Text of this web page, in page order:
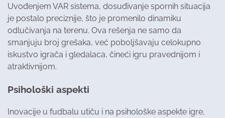
Uvođenjem VAR sistema, dosuđivanje spornih situacija
je postalo preciznije, što je promenilo dinamiku
odlučivanja na terenu. Ova rešenja ne samo da
smanjuju broj grešaka, već poboljšavaju celokupno
iskustvo igrača i gledalaca, čineći igru pravednijom i
atraktivnijom.
Psihološki aspekti
Inovacije u fudbalu utiču i na psihološke aspekte igre,